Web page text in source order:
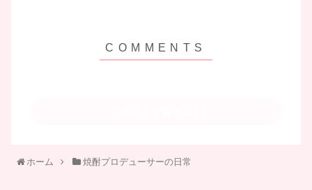
ホーム 焼酎プロデューサーの日常